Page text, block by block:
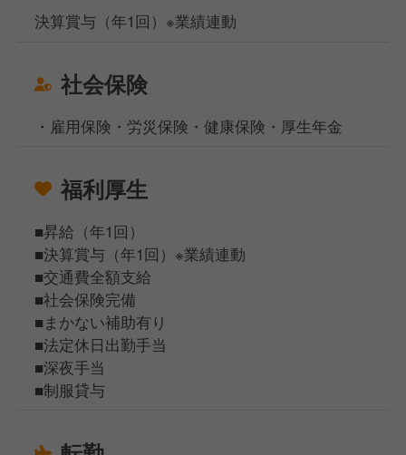
決算賞与（年1回）※業績連動
社会保険
・雇用保険・労災保険・健康保険・厚生年金
福利厚生
■昇給（年1回）
■決算賞与（年1回）※業績連動
■交通費全額支給
■社会保険完備
■まかない補助有り
■法定休日出勤手当
■深夜手当
■制服貸与